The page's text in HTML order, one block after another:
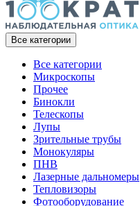
Все категории
Все категории
Микроскопы
Прочее
Бинокли
Телескопы
Лупы
Зрительные трубы
Монокуляры
ПНВ
Лазерные дальномеры
Тепловизоры
Фотооборудование